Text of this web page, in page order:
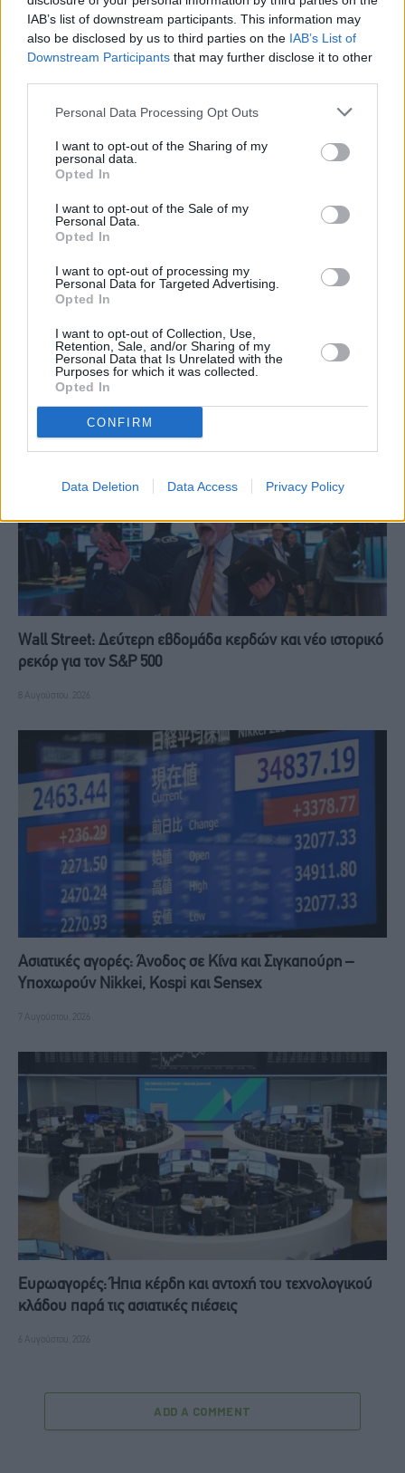
IAB’s list of downstream participants. This information may
also be disclosed by us to third parties on the IAB’s List of
Downstream Participants that may further disclose it to other
Personal Data Processing Opt Outs
I want to opt-out of the Sharing of my
personal data.
Opted In
I want to opt-out of the Sale of my
Personal Data.
Opted In
I want to opt-out of processing my
Personal Data for Targeted Advertising.
Opted In
I want to opt-out of Collection, Use,
Retention, Sale, and/or Sharing of my
Personal Data that Is Unrelated with the
Purposes for which it was collected.
Opted In
CONFIRM
Data Deletion Data Access Privacy Policy
FacebookTwitter
Δημοσκόπηση Bloomberg: Δύο
αυξήσεις επιτοκίων φέτος
Τα «Πόθεν Έσχες» των
πολιτικών – Δείτε τις δηλώσεις
RELATEDPOSTS
Wall Street: Δεύτερη εβδομάδα κερδών και νέο ιστορικό
ρεκόρ για τον S&P 500
8 Αυγούστου, 2026
Ασιατικές αγορές: Άνοδος σε Κίνα και Σιγκαπούρη –
Υποχωρούν Nikkei, Kospi και Sensex
7 Αυγούστου, 2026
Ευρωαγορές: Ήπια κέρδη και αντοχή του τεχνολογικού
κλάδου παρά τις ασιατικές πιέσεις
6 Αυγούστου, 2026
ADD A COMMENT